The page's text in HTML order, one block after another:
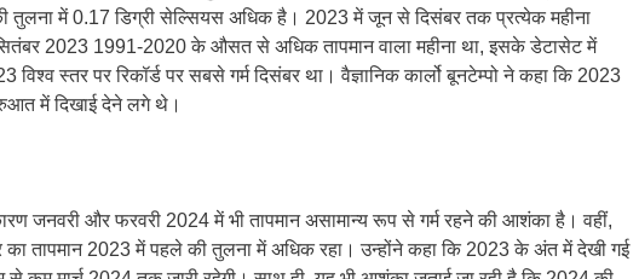
तुलना में 0.17 डिग्री सेल्सियस अधिक है। 2023 में जून से दिसंबर तक प्रत्येक महीना
2023 1991-2020 के औसत से अधिक तापमान वाला महीना था, इसके डेटासेट में
स्तर पर रिकॉर्ड पर सबसे गर्म दिसंबर था। वैज्ञानिक कार्लो बूनटेम्पो ने कहा कि 2023
में दिखाई देने लगे थे।
जनवरी और फरवरी 2024 में भी तापमान असामान्य रूप से गर्म रहने की आशंका है। वहीं,
का तापमान 2023 में पहले की तुलना में अधिक रहा। उन्होंने कहा कि 2023 के अंत में देखी गई